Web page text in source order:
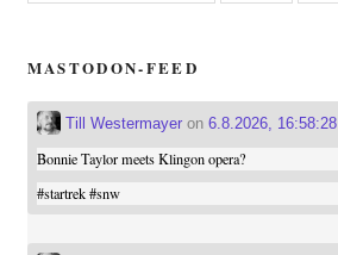
MASTODON-FEED
Till Westermayeron 6.8.2026, 16:58:28
Bonnie Taylor meets Klingon opera?
#startrek #snw